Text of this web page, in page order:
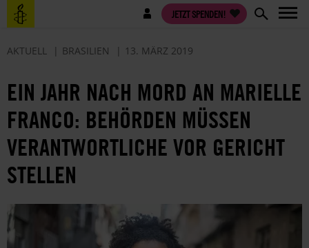
Direkt
zum
Benutzermenü JETZT SPENDEN!
AKTUELL BRASILIEN 13. MÄRZ 2019
EIN JAHR NACH MORD AN MARIELLE
FRANCO: BEHÖRDEN MÜSSEN
VERANTWORTLICHE VOR GERICHT
STELLEN